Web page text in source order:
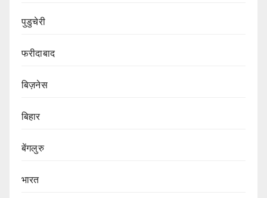
पुडुचेरी
फरीदाबाद
बिज़नेस
बिहार
बेंगलुरु
भारत